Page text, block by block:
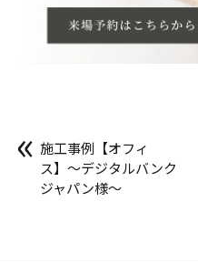
« 施工事例【オフィ
ス】〜デジタルバンク
ジャパン様〜